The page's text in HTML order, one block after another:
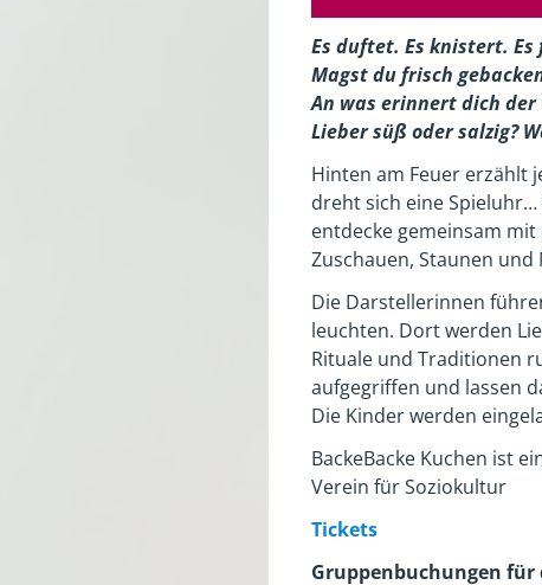
Es duftet. Es knistert.
Magst du frisch
An was erinnert dich der
Lieber süß oder salzig?
Hinten am Feuer erzählt
dreht sich eine Spieluhr…
entdecke gemeinsam
Zuschauen, Staunen und
Die Darstellerinnen
leuchten. Dort werden
Rituale und Traditionen
aufgegriffen und lassen
Die Kinder werden
BackeBacke Kuchen ist
Verein für Soziokultur
Tickets
Gruppenbuchungen